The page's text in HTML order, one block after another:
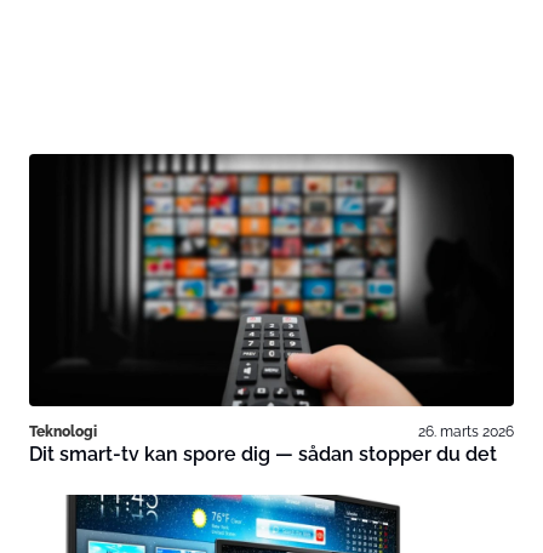
Teknologi 26. marts 2026
Dit smart-tv kan spore dig — sådan stopper du det